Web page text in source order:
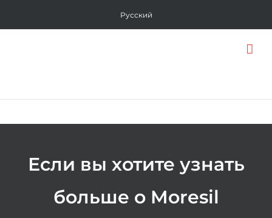
Русский
Если вы хотите узнать
больше о Moresil